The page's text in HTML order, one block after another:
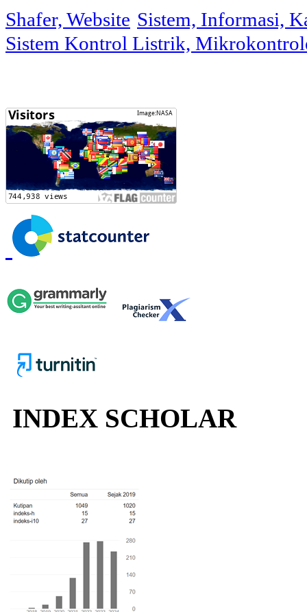
Shafer, Website Sistem, Informasi,
Sistem Kontrol Listrik,
INDEX SCHOLAR